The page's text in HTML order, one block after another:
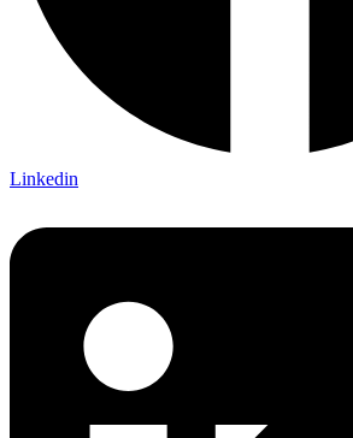
Linkedin